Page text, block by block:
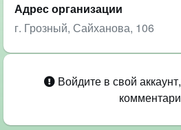
Адрес организации
г. Грозный, Сайханова, 106
Войдите в свой